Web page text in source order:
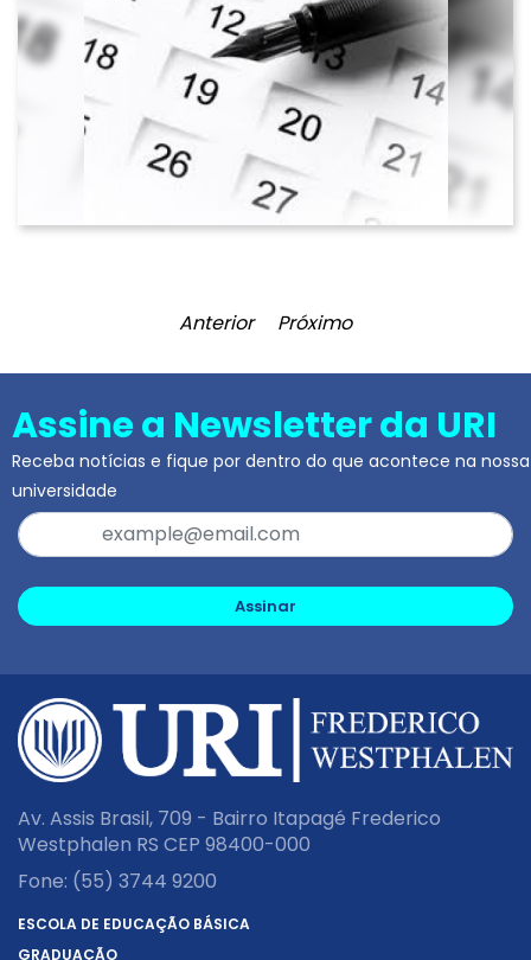
Anterior Próximo
Assine a Newsletter da URI
Receba notícias e fique por dentro do que acontece na nossa
universidade
Assinar
Av. Assis Brasil, 709 - Bairro Itapagé Frederico
Westphalen RS CEP 98400-000
Fone: (55) 3744 9200
ESCOLA DE EDUCAÇÃO BÁSICA
GRADUAÇÃO